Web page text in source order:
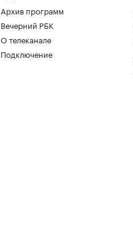
Архив программ
Вечерний РБК
О телеканале
Подключение